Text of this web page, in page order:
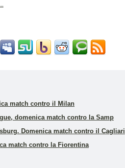
match contro il Milan
domenica match contro la Samp
Domenica match contro il Cagliari
match contro la Fiorentina